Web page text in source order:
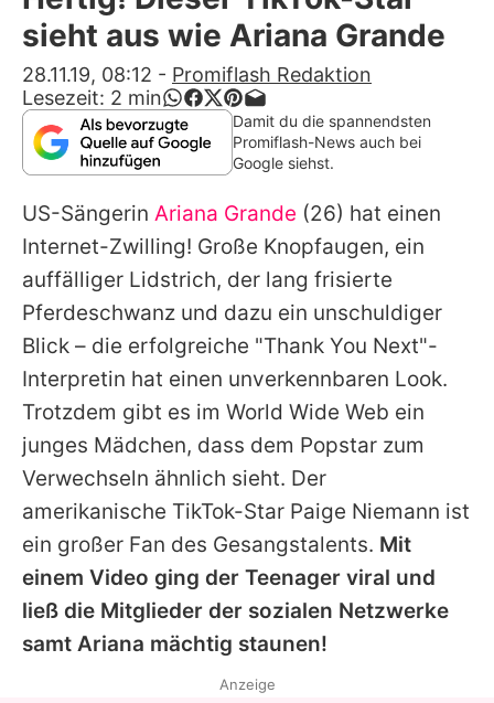
Alle Themen auf Promiflash
App runterladen
Team
Redaktionelle Richtlinien
Impressum
Datenschutzerklärung
Nutzungsbedingungen
Utiq verwalten
sieht aus wie Ariana Grande
28.11.19, 08:12 - Promiflash Redaktion
Lesezeit: 2 min
Damit du die spannendsten
Promiflash-News auch bei
Google siehst.
US-Sängerin Ariana Grande (26) hat einen
Internet-Zwilling! Große Knopfaugen, ein
auffälliger Lidstrich, der lang frisierte
Pferdeschwanz und dazu ein unschuldiger
Blick – die erfolgreiche "Thank You Next"-
Interpretin hat einen unverkennbaren Look.
Trotzdem gibt es im World Wide Web ein
junges Mädchen, dass dem Popstar zum
Verwechseln ähnlich sieht. Der
amerikanische TikTok-Star Paige Niemann ist
ein großer Fan des Gesangstalents. Mit
einem Video ging der Teenager viral und
ließ die Mitglieder der sozialen Netzwerke
samt Ariana mächtig staunen!
Anzeige